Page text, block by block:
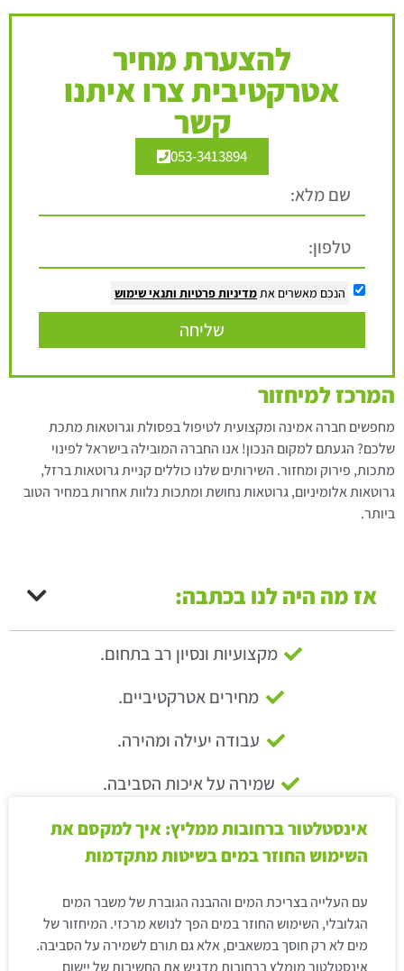
להצערת מחיר
אטרקטיבית צרו איתנו
קשר
053-3413894
הנכם מאשרים אתמדיניות פרטיות ותנאי שימוש
שליחה
המרכז למיחזור
מחפשים חברה אמינה ומקצועית לטיפול בפסולת וגרוטאות מתכת
שלכם? הגעתם למקום הנכון! אנו החברה המובילה בישראל לפינוי
מתכות, פירוק ומחזור. השירותים שלנו כוללים קניית גרוטאות ברזל,
גרוטאות אלומיניום, גרוטאות נחושת ומתכות נלוות אחרות במחיר הטוב
ביותר.
אז מה היה לנו בכתבה:
מקצועיות ונסיון רב בתחום.
מחירים אטרקטיביים.
עבודה יעילה ומהירה.
שמירה על איכות הסביבה.
אינסטלטור ברחובות ממליץ: איך למקסם את
השימוש החוזר במים בשיטות מתקדמות
עם העלייה בצריכת המים וההבנה הגוברת של משבר המים
הגלובלי, השימוש החוזר במים הפך לנושא מרכזי. המיחזור של
מים לא רק חוסך במשאבים, אלא גם תורם לשמירה על הסביבה.
אינסטלטור מומלץ ברחובות מדגיש את החשיבות של יישום